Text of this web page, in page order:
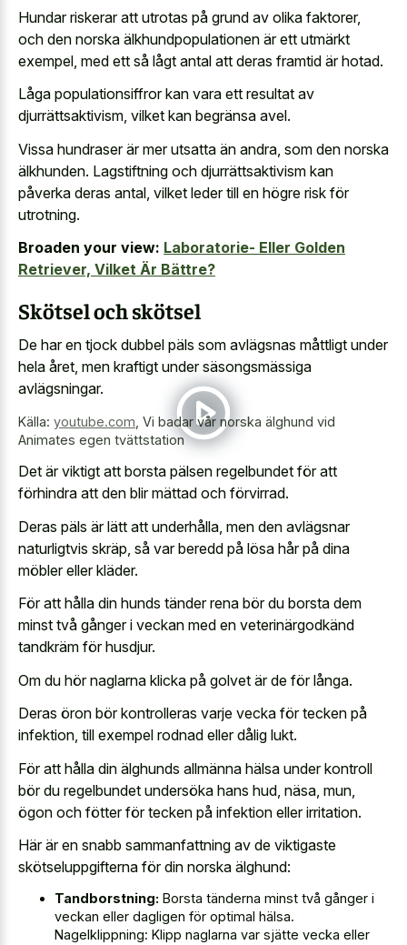
Hundar riskerar att utrotas på grund av olika faktorer,
och den norska älkhundpopulationen är ett utmärkt
exempel, med ett så lågt antal att deras framtid är hotad.
Låga populationsiffror kan vara ett resultat av
djurrättsaktivism, vilket kan begränsa avel.
Vissa hundraser är mer utsatta än andra, som den norska
älkhunden. Lagstiftning och djurrättsaktivism kan
påverka deras antal, vilket leder till en högre risk för
utrotning.
Broaden your view: Laboratorie- Eller Golden
Retriever, Vilket Är Bättre?
Skötsel och skötsel
De har en tjock dubbel päls som avlägsnas måttligt under
hela året, men kraftigt under säsongsmässiga
avlägsningar.
Källa: youtube.com Vi badar vår norska älghund vid
Animates egen tvättstation
Det är viktigt att borsta pälsen regelbundet för att
förhindra att den blir mättad och förvirrad.
Deras päls är lätt att underhålla, men den avlägsnar
naturligtvis skräp, så var beredd på lösa hår på dina
möbler eller kläder.
För att hålla din hunds tänder rena bör du borsta dem
minst två gånger i veckan med en veterinärgodkänd
tandkräm för husdjur.
Om du hör naglarna klicka på golvet är de för långa.
Deras öron bör kontrolleras varje vecka för tecken på
infektion, till exempel rodnad eller dålig lukt.
För att hålla din älghunds allmänna hälsa under kontroll
bör du regelbundet undersöka hans hud, näsa, mun,
ögon och fötter för tecken på infektion eller irritation.
Här är en snabb sammanfattning av de viktigaste
skötseluppgifterna för din norska älghund:
Tandborstning: Borsta tänderna minst två gånger i
veckan eller dagligen för optimal hälsa.
Nagelklippning: Klipp naglarna var sjätte vecka eller